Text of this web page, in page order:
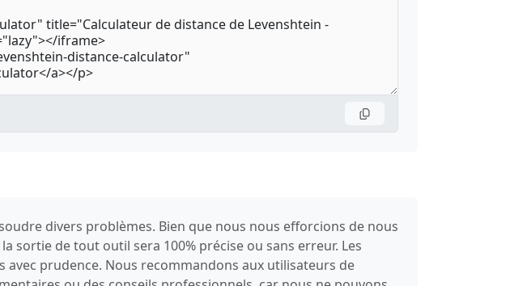
divers problèmes. Bien que nous nous efforcions de nous
sortie de tout outil sera 100% précise ou sans erreur. Les
prudence. Nous recommandons aux utilisateurs de